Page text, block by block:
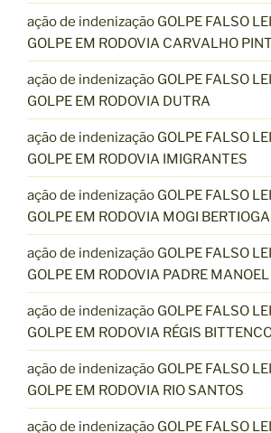
ação de indenização GOLPE FALSO
GOLPE EM RODOVIA CARVALHO
ação de indenização GOLPE FALSO
GOLPE EM RODOVIA DUTRA
ação de indenização GOLPE FALSO
GOLPE EM RODOVIA IMIGRANTES
ação de indenização GOLPE FALSO
GOLPE EM RODOVIA MOGI BERTIOGA
ação de indenização GOLPE FALSO
GOLPE EM RODOVIA PADRE
ação de indenização GOLPE FALSO
GOLPE EM RODOVIA RÉGIS
ação de indenização GOLPE FALSO
GOLPE EM RODOVIA RIO SANTOS
ação de indenização GOLPE FALSO